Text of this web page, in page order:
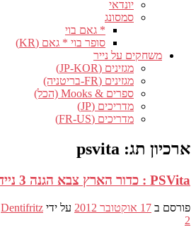
יונדאי
סמסונג
* גאם בוי
סופר בוי * גאם (KR)
משחקים על נייר
מגזינים (JP-KOR)
מגזינים (FR-בריטניה)
ספרים & Mooks (הכל)
מדריכים (JP)
מדריכים (FR-US)
ארכיון תג: psvita
PSVita : כדור הארץ צבא הגנה 3 נייד
פורסם ב 17 אוקטובר 2012 על ידי Dentifritz
2